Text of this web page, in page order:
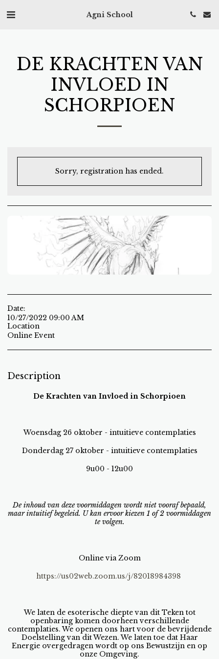
Agni School
DE KRACHTEN VAN
INVLOED IN
SCHORPIOEN
Sorry, registration has ended.
Date:
10/27/2022 09:00 AM
Location
Online Event
Description
De Krachten van Invloed in Schorpioen
Woensdag 26 oktober - intuitieve contemplaties
Donderdag 27 oktober - intuitieve contemplaties
9u00 - 12u00
De inhoud van deze voormiddagen wordt niet vooraf bepaald,
maar intuitief begeleid. U kan ervoor kiezen 1 of 2 voormiddagen
te volgen.
Online via Zoom
https://us02web.zoom.us/j/82018984398
We laten de esoterische diepte van dit Teken tot
openbaring komen doorheen verschillende
contemplaties. We openen ons hart voor de bevrijdende
Doelstelling van dit Wezen. We laten toe dat Haar
Energie overgedragen wordt op ons Bewustzijn en op
onze Omgeving.